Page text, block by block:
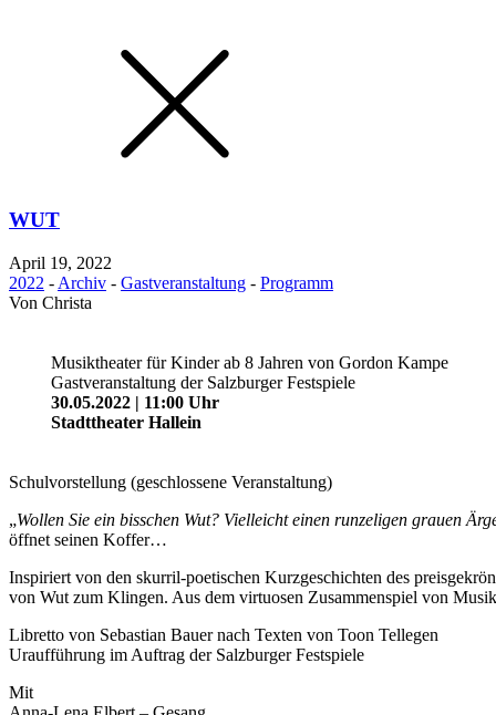
WUT
April 19, 2022
2022 - Archiv - Gastveranstaltung - Programm
Von Christa
Musiktheater für Kinder ab 8 Jahren von Gordon Kampe
Gastveranstaltung der Salzburger Festspiele
30.05.2022 | 11:00 Uhr
Stadttheater Hallein
Schulvorstellung (geschlossene Veranstaltung)
„Wollen Sie ein bisschen Wut? Vielleicht einen runzeligen grauen
öffnet seinen Koffer…
Inspiriert von den skurril-poetischen Kurzgeschichten des
von Wut zum Klingen. Aus dem virtuosen Zusammenspiel von
Libretto von Sebastian Bauer nach Texten von Toon Tellegen
Uraufführung im Auftrag der Salzburger Festspiele
Mit